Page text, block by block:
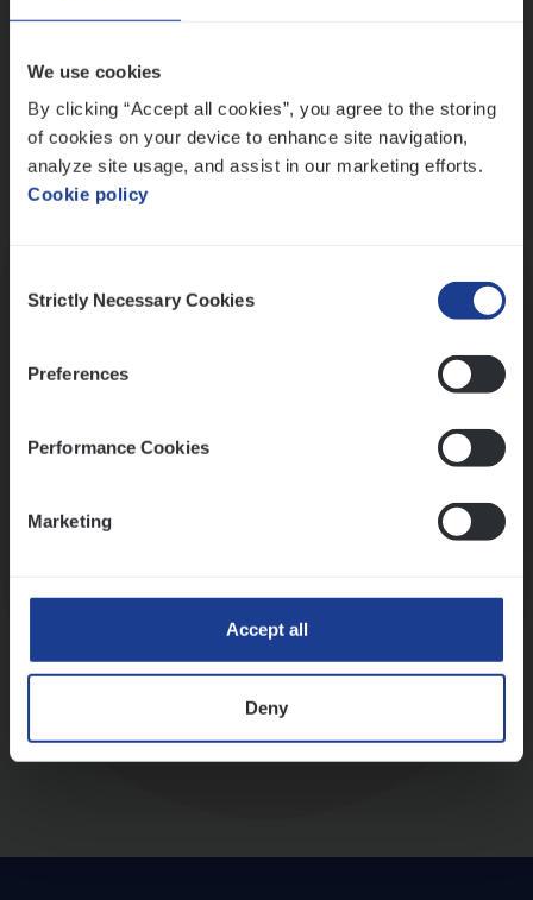
We use cookies
By clicking “Accept all cookies”, you agree to the storing
of cookies on your device to enhance site navigation,
analyze site usage, and assist in our marketing efforts.
Cookie policy
Selection
Strictly Necessary Cookies
Preferences
Performance Cookies
Marketing
Accept all
Deny